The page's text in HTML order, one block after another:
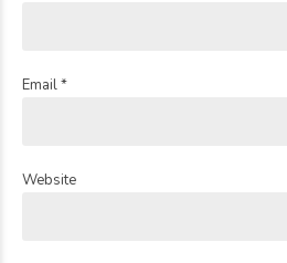
Email *
Website